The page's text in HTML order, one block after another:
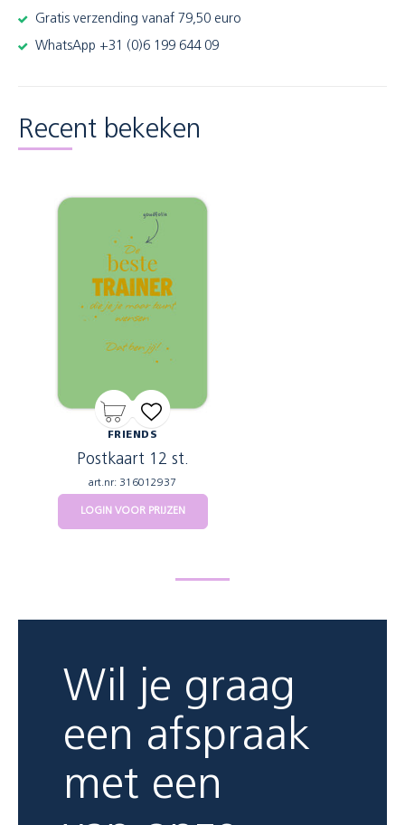
Gratis verzending vanaf 79,50 euro
WhatsApp +31 (0)6 199 644 09
Recent bekeken
FRIENDS
Postkaart 12 st.
art.nr: 316012937
LOGIN VOOR PRIJZEN
Wil je graag
een afspraak
met een